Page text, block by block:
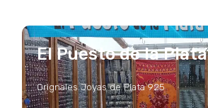
El Puesto de la Plata
Orignales Joyas de Plata 925